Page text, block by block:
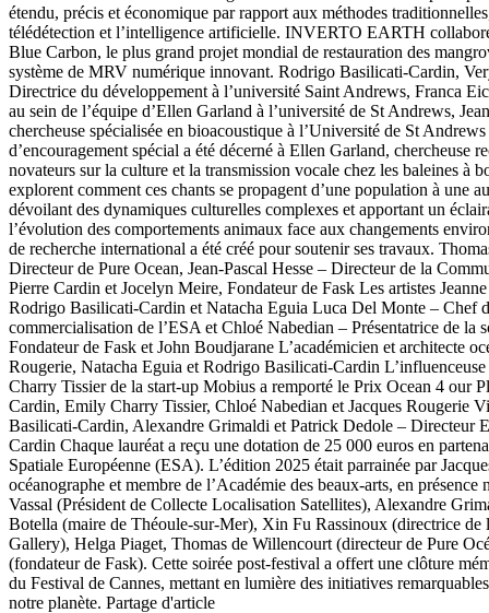
étendu, précis et économique par rapport aux méthodes
télédétection et l’intelligence artificielle. INVERTO EARTH
Blue Carbon, le plus grand projet mondial de restauration des
système de MRV numérique innovant. Rodrigo Basilicati-Cardin,
Directrice du développement à l’université Saint Andrews, Franca
au sein de l’équipe d’Ellen Garland à l’université de St Andrews,
chercheuse spécialisée en bioacoustique à l’Université de St
d’encouragement spécial a été décerné à Ellen Garland, chercheuse
novateurs sur la culture et la transmission vocale chez les baleines à
explorent comment ces chants se propagent d’une population à une
dévoilant des dynamiques culturelles complexes et apportant un
l’évolution des comportements animaux face aux changements
de recherche international a été créé pour soutenir ses travaux.
Directeur de Pure Ocean, Jean-Pascal Hesse – Directeur de la
Pierre Cardin et Jocelyn Meire, Fondateur de Fask Les artistes
Rodrigo Basilicati-Cardin et Natacha Eguia Luca Del Monte – Chef
commercialisation de l’ESA et Chloé Nabedian – Présentatrice de la
Fondateur de Fask et John Boudjarane L’académicien et architecte
Rougerie, Natacha Eguia et Rodrigo Basilicati-Cardin
Charry Tissier de la start-up Mobius a remporté le Prix Ocean 4 our
Cardin, Emily Charry Tissier, Chloé Nabedian et Jacques Rougerie
Basilicati-Cardin, Alexandre Grimaldi et Patrick Dedole – Directeur
Cardin Chaque lauréat a reçu une dotation de 25 000 euros en
Spatiale Européenne (ESA). L’édition 2025 était parrainée par
océanographe et membre de l’Académie des beaux-arts, en présence
Vassal (Président de Collecte Localisation Satellites), Alexandre
Botella (maire de Théoule-sur-Mer), Xin Fu Rassinoux (directrice de
Gallery), Helga Piaget, Thomas de Willencourt (directeur de Pure
(fondateur de Fask). Cette soirée post-festival a offert une clôture
du Festival de Cannes, mettant en lumière des initiatives
notre planète. Partage d'article